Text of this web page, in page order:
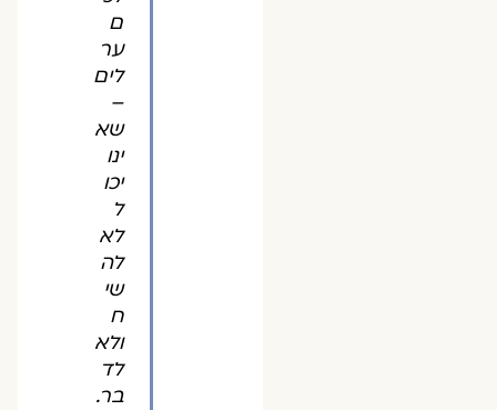
ם
ער
לים
–
שא
ינו
יכו
ל
לא
לה
שי
ח
ולא
לד
בר.